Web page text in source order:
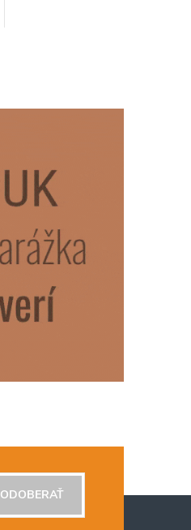
ODOBERAŤ